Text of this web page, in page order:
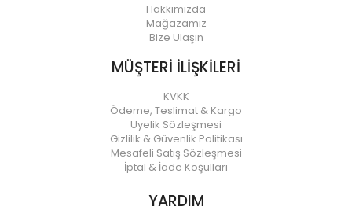
Hakkımızda
Mağazamız
Bize Ulaşın
MÜŞTERİ İLİŞKİLERİ
KVKK
Ödeme, Teslimat & Kargo
Üyelik Sözleşmesi
Gizlilik & Güvenlik Politikası
Mesafeli Satış Sözleşmesi
İptal & İade Koşulları
YARDIM